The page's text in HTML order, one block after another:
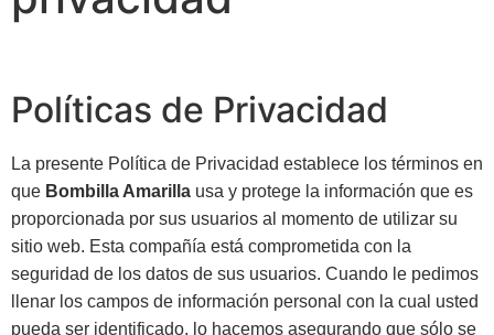
Políticas de Privacidad
La presente Política de Privacidad establece los términos en
que Bombilla Amarilla usa y protege la información que es
proporcionada por sus usuarios al momento de utilizar su
sitio web. Esta compañía está comprometida con la
seguridad de los datos de sus usuarios. Cuando le pedimos
llenar los campos de información personal con la cual usted
pueda ser identificado, lo hacemos asegurando que sólo se